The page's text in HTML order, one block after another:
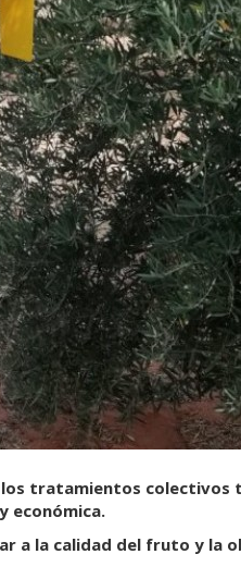
los tratamientos
económica.
a la calidad del fruto y la